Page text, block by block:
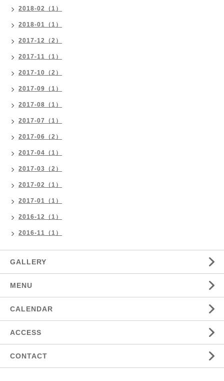
2018-02（1）
2018-01（1）
2017-12（2）
2017-11（1）
2017-10（2）
2017-09（1）
2017-08（1）
2017-07（1）
2017-06（2）
2017-04（1）
2017-03（2）
2017-02（1）
2017-01（1）
2016-12（1）
2016-11（1）
GALLERY
MENU
CALENDAR
ACCESS
CONTACT